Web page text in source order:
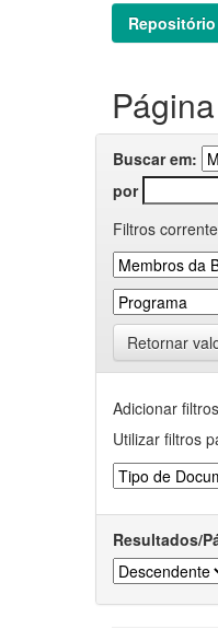
Buscar em:
por
Filtros
Retornar
Adicionar
Utilizar filtros
Resultados/